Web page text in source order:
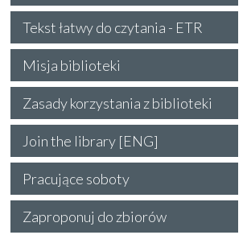
Tekst łatwy do czytania - ETR
Misja biblioteki
Zasady korzystania z biblioteki
Join the library [ENG]
Pracujące soboty
Zaproponuj do zbiorów